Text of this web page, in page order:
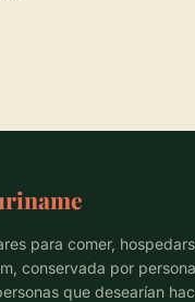
para comer,
conservada por
que desearían